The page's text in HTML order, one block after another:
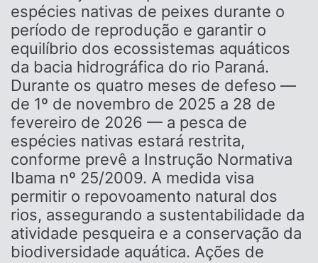
espécies nativas de peixes durante o
período de reprodução e garantir o
equilíbrio dos ecossistemas aquáticos
da bacia hidrográfica do rio Paraná.
Durante os quatro meses de defeso —
de 1º de novembro de 2025 a 28 de
fevereiro de 2026 — a pesca de
espécies nativas estará restrita,
conforme prevê a Instrução Normativa
Ibama nº 25/2009. A medida visa
permitir o repovoamento natural dos
rios, assegurando a sustentabilidade da
atividade pesqueira e a conservação da
biodiversidade aquática. Ações de